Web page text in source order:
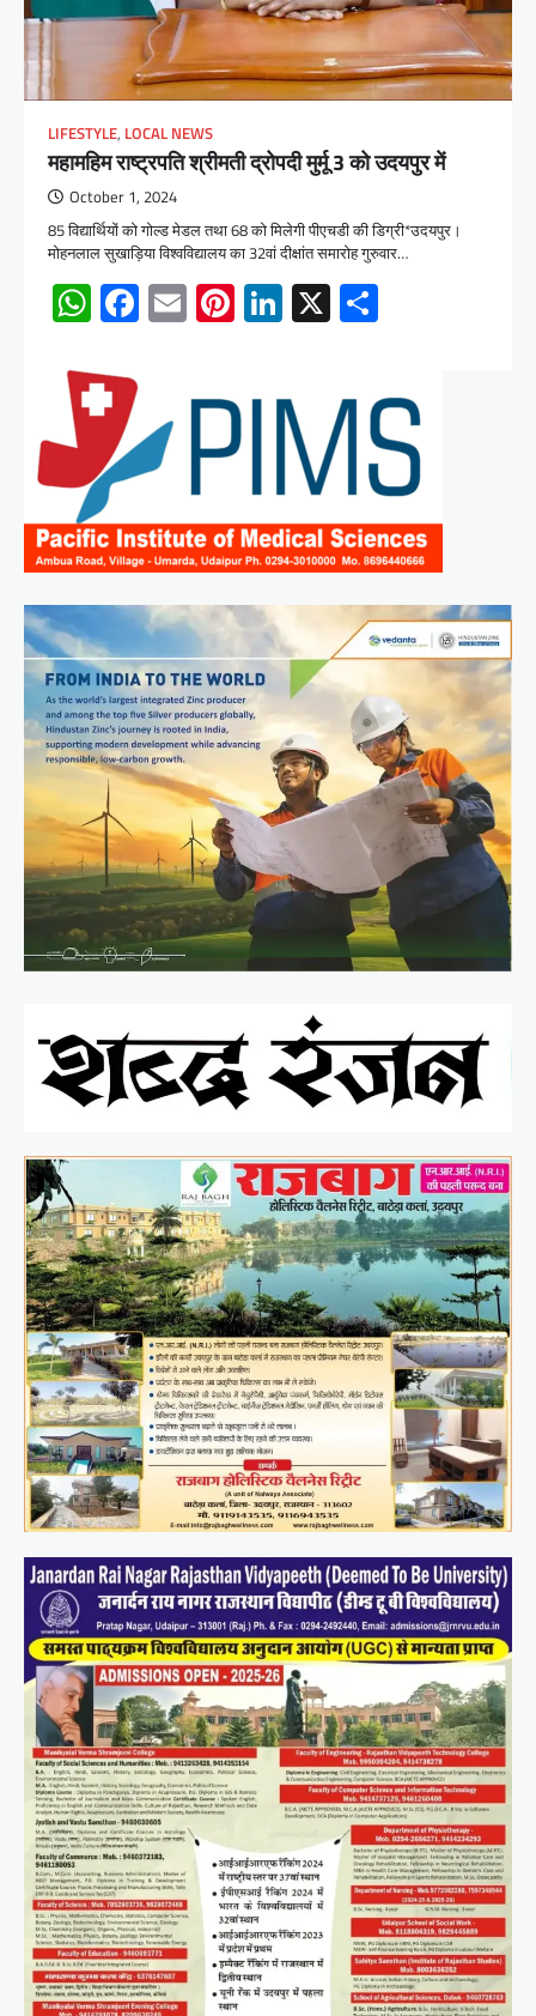
LIFESTYLE, LOCAL NEWS
महामहिम राष्ट्रपति श्रीमती द्रोपदी मुर्मू 3 को उदयपुर में
October 1, 2024
85 विद्यार्थियों को गोल्ड मेडल तथा 68 को मिलेगी पीएचडी की डिग्री*उदयपुर।
मोहनलाल सुखाड़िया विश्वविद्यालय का 32वां दीक्षांत समारोह गुरुवार…
WhatsApp
Facebook
EmailPinterest
LinkedIn
X